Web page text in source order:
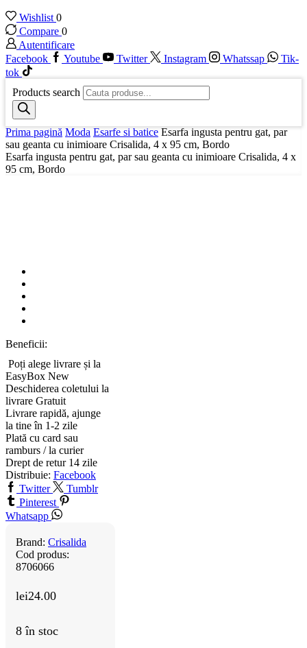
Wishlist 0
Compare 0
Autentificare
Facebook
Youtube Twitter Instagram Whatssap
Tik-
tok
Products search
Prima pagină Moda Esarfe si batice Esarfa ingusta pentru gat, par
sau geanta cu inimioare Crisalida, 4 x 95 cm, Bordo
Esarfa ingusta pentru gat, par sau geanta cu inimioare Crisalida, 4 x
95 cm, Bordo
Beneficii:
Poți alege livrare și la
EasyBox New
Deschiderea coletului la
livrare Gratuit
Livrare rapidă, ajunge
la tine în 1-2 zile
Plată cu card sau
ramburs / la curier
Drept de retur 14 zile
Distribuie: Facebook
Twitter
Tumblr
Pinterest
Whatsapp
Brand: Crisalida
Cod produs:
8706066
lei24.00
8 în stoc